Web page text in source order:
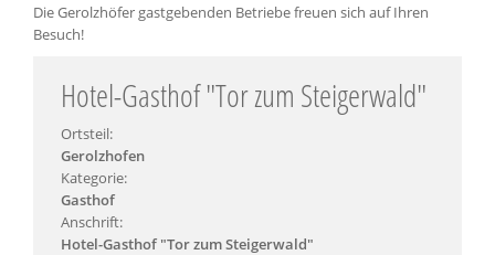
Die Gerolzhöfer gastgebenden Betriebe freuen sich auf Ihren
Besuch!
Hotel-Gasthof "Tor zum Steigerwald"
Ortsteil:
Gerolzhofen
Kategorie:
Gasthof
Anschrift:
Hotel-Gasthof "Tor zum Steigerwald"